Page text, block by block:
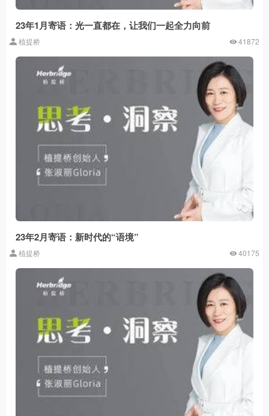
23年1月寄语：光一直都在，让我们一起全力向前
植提桥 41872
23年2月寄语：新时代的“语境”
植提桥 40175